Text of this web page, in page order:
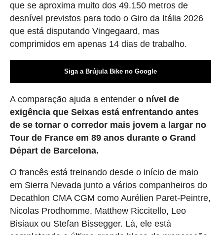
que se aproxima muito dos 49.150 metros de
desnível previstos para todo o Giro da Itália 2026
que está disputando Vingegaard, mas
comprimidos em apenas 14 dias de trabalho.
Siga a Brújula Bike no Google
A comparação ajuda a entender o nível de
exigência que Seixas está enfrentando antes
de se tornar o corredor mais jovem a largar no
Tour de France em 89 anos durante o Grand
Départ de Barcelona.
O francês está treinando desde o início de maio
em Sierra Nevada junto a vários companheiros do
Decathlon CMA CGM como Aurélien Paret-Peintre,
Nicolas Prodhomme, Matthew Riccitello, Leo
Bisiaux ou Stefan Bissegger. Lá, ele está